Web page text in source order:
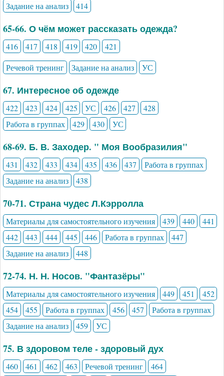
Задание на анализ
414
65-66. О чём может рассказать одежда?
416 417 418 419 420
421
Речевой тренинг
Задание на анализ УС
67. Интересное об одежде
422 423 424 425 УС 426 427
428
Работа в группах
429 430 УС
68-69. Б. В. Заходер. " Моя Вообразилия"
431 432 433 434 435 436 437
Работа в группах
Задание на анализ
438
70-71. Страна чудес Л.Кэрролла
Материалы для самостоятельного изучения 439 440
441
442
443 444 445 446 Работа в группах
447
Задание на анализ
448
72-74. Н. Н. Носов. "Фантазёры"
Материалы для самостоятельного изучения 449 451
452
454
455 Работа в группах 456 457
Работа в группах
Задание на анализ
459 УС
75. В здоровом теле - здоровый дух
460 461 462 463 Речевой тренинг
464